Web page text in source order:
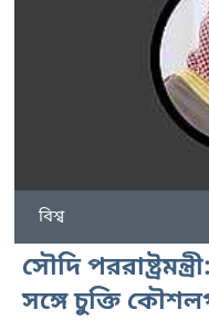
বিশ্ব
সৌদি
সঙ্গে চুক্তি